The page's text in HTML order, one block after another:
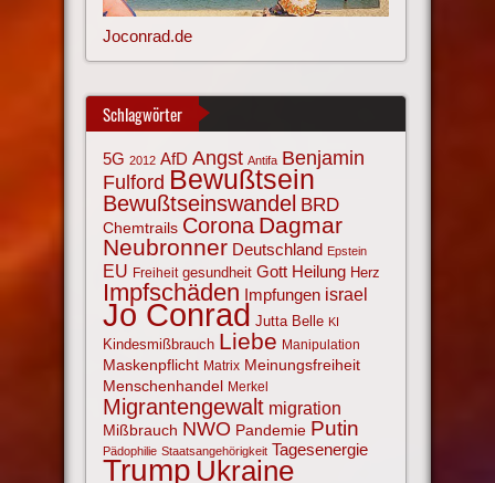
Joconrad.de
Schlagwörter
5G 2012 AfD Angst Antifa Benjamin
Fulford Bewußtsein
Bewußtseinswandel BRD
Chemtrails Corona Dagmar
Neubronner Deutschland Epstein
EU Freiheit gesundheit Gott Heilung Herz
Impfschäden Impfungen israel
Jo Conrad Jutta Belle KI
Kindesmißbrauch Liebe Manipulation
Maskenpflicht Matrix Meinungsfreiheit
Menschenhandel Merkel
Migrantengewalt migration
Mißbrauch NWO Pandemie Putin
Pädophilie Staatsangehörigkeit Tagesenergie
Trump Ukraine